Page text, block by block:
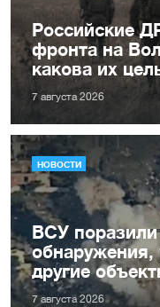
Российские
фронта на
какова их
7 августа 2026
НОВОСТИ
ВСУ
другие
7 августа 2026